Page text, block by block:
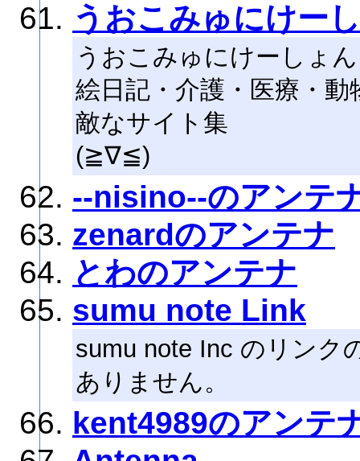
うおこみゅにけー
うおこみゅにけーしょ
絵日記・介護・医療・
敵なサイト集
(≧∇≦)
--nisino--のアンテ
zenardのアンテナ
とわのアンテナ
sumu note Link
sumu note Inc のリンク
ありません。
kent4989のアンテ